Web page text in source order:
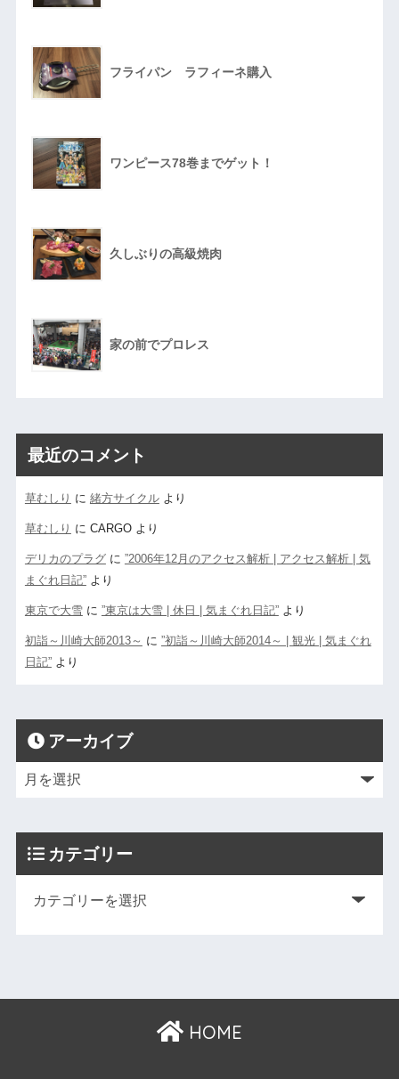
フライパン ラフィーネ購入
ワンピース78巻までゲット！
久しぶりの高級焼肉
家の前でプロレス
最近のコメント
草むしり に 緒方サイクルより
草むしり に CARGOより
デリカのプラグに ”2006年12月のアクセス解析 | アクセス解析 | 気
まぐれ日記”より
東京で大雪に ”東京は大雪 | 休日 | 気まぐれ日記”より
初詣～川崎大師2013～ に ”初詣～川崎大師2014～ | 観光 | 気まぐれ
日記”より
アーカイブ
カテゴリー
HOME